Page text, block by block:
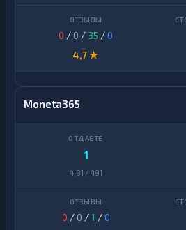
0 / 0 / 35 /0
4,7 ★
Moneta365
1
4,91 / 491
0 / 0 /1 /0